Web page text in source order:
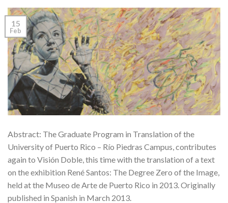
15
Feb
Abstract: The Graduate Program in Translation of the
University of Puerto Rico – Río Piedras Campus, contributes
again to Visión Doble, this time with the translation of a text
on the exhibition René Santos: The Degree Zero of the Image,
held at the Museo de Arte de Puerto Rico in 2013. Originally
published in Spanish in March 2013.